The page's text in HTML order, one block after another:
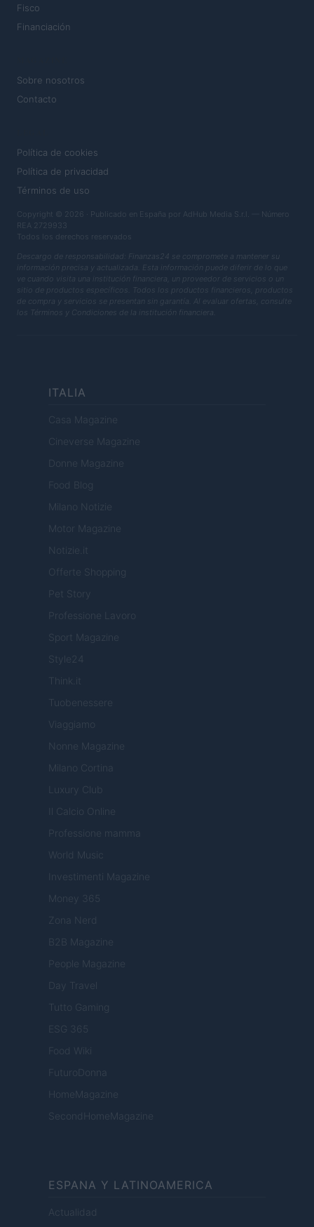
Fisco
Financiación
Sobre nosotros
Contacto
Política de cookies
Política de privacidad
Términos de uso
Copyright © 2026 · Publicado en España por AdHub Media S.r.l. — Número
REA 2729933
Todos los derechos reservados
Descargo de responsabilidad: Finanzas24 se compromete a mantener su
información precisa y actualizada. Esta información puede diferir de lo que
ve cuando visita una institución financiera, un proveedor de servicios o un
sitio de productos específicos. Todos los productos financieros, productos
de compra y servicios se presentan sin garantía. Al evaluar ofertas, consulte
los Términos y Condiciones de la institución financiera.
ITALIA
Casa Magazine
Cineverse Magazine
Donne Magazine
Food Blog
Milano Notizie
Motor Magazine
Notizie.it
Offerte Shopping
Pet Story
Professione Lavoro
Sport Magazine
Style24
Think.it
Tuobenessere
Viaggiamo
Nonne Magazine
Milano Cortina
Luxury Club
Il Calcio Online
Professione mamma
World Music
Investimenti Magazine
Money 365
Zona Nerd
B2B Magazine
People Magazine
Day Travel
Tutto Gaming
ESG 365
Food Wiki
FuturoDonna
HomeMagazine
SecondHomeMagazine
ESPANA Y LATINOAMERICA
Actualidad